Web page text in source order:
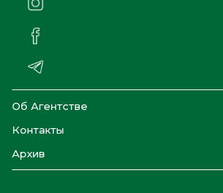
Об Агентстве
Контакты
Архив